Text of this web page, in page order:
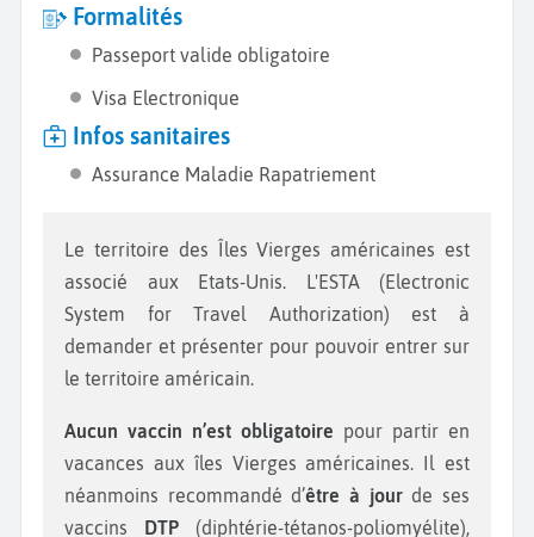
Formalités
Passeport valide obligatoire
Visa Electronique
Infos sanitaires
Assurance Maladie Rapatriement
Le territoire des Îles Vierges américaines est
associé aux Etats-Unis. L'ESTA (Electronic
System for Travel Authorization) est à
demander et présenter pour pouvoir entrer sur
le territoire américain.
Aucun vaccin n’est obligatoire pour partir en
vacances aux îles Vierges américaines. Il est
néanmoins recommandé d’être à jourde ses
vaccins DTP (diphtérie-tétanos-poliomyélite),